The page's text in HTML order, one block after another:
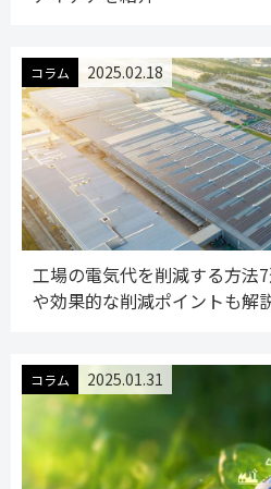
コラム 2025.02.18
工場の電気代を削減する方法
や効果的な削減ポイントも解
コラム 2025.01.31